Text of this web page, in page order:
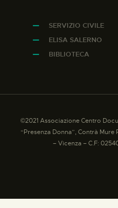
SERVIZIO CIVILE
ELISA SALERNO
BIBLIOTECA
©2021 Associazione Centro
“Presenza Donna”, Contrà Mure
– Vicenza – C.F: